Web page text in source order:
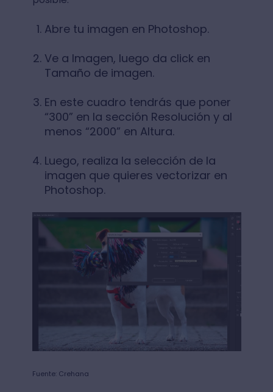
Abre tu imagen en Photoshop.
Ve a Imagen, luego da click en
Tamaño de imagen.
En este cuadro tendrás que poner
“300” en la sección Resolución y al
menos “2000” en Altura.
Luego, realiza la selección de la
imagen que quieres vectorizar en
Photoshop.
Fuente: Crehana